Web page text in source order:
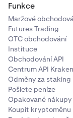
Funkce
Maržové
Futures Trading
OTC obchodování
Instituce
Obchodování API
Centrum API Kraken
Odměny za staking
Pošlete peníze
Opakované nákupy
Koupit kryptoměnu